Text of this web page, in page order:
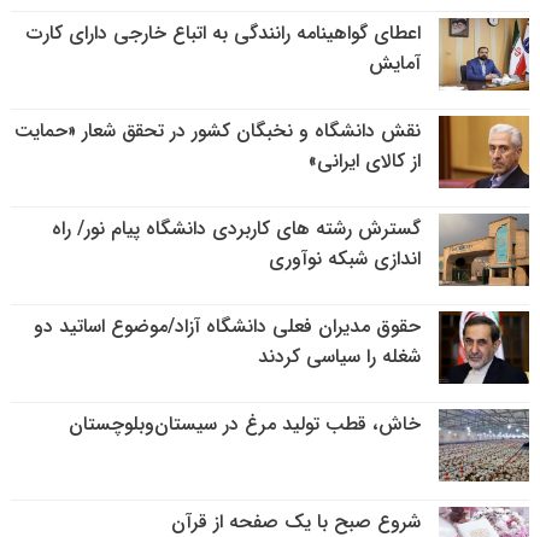
اعطای گواهینامه رانندگی به اتباع خارجی دارای کارت
آمایش
نقش دانشگاه و نخبگان کشور در تحقق شعار «حمایت
از کالای ایرانی»
گسترش رشته های کاربردی دانشگاه پیام نور/ راه
اندازی شبکه نوآوری
حقوق مدیران فعلی دانشگاه آزاد/موضوع اساتید دو
شغله را سیاسی کردند
خاش، قطب تولید مرغ در سیستان‌وبلوچستان
شروع صبح با یک صفحه از قرآن